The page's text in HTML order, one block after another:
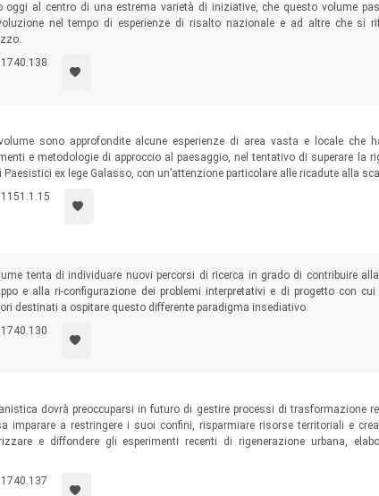
oggi al centro di una estrema varietà di iniziative, che questo volume
nel tempo di esperienze di risalto nazionale e ad altre che si
sono approfondite alcune esperienze di area vasta e locale che
e metodologie di approccio al paesaggio, nel tentativo di superare la
Paesistici ex lege Galasso, con un’attenzione particolare alle ricadute alla
tenta di individuare nuovi percorsi di ricerca in grado di contribuire
e alla ri-configurazione dei problemi interpretativi e di progetto con
destinati a ospitare questo differente paradigma insediativo.
dovrà preoccuparsi in futuro di gestire processi di trasformazione
imparare a restringere i suoi confini, risparmiare risorse territoriali e
e diffondere gli esperimenti recenti di rigenerazione urbana,
tali da guidare la contrazione delle aree urbanizzate senza
e per i territori restituiti alle precedenti destinazioni d’uso.